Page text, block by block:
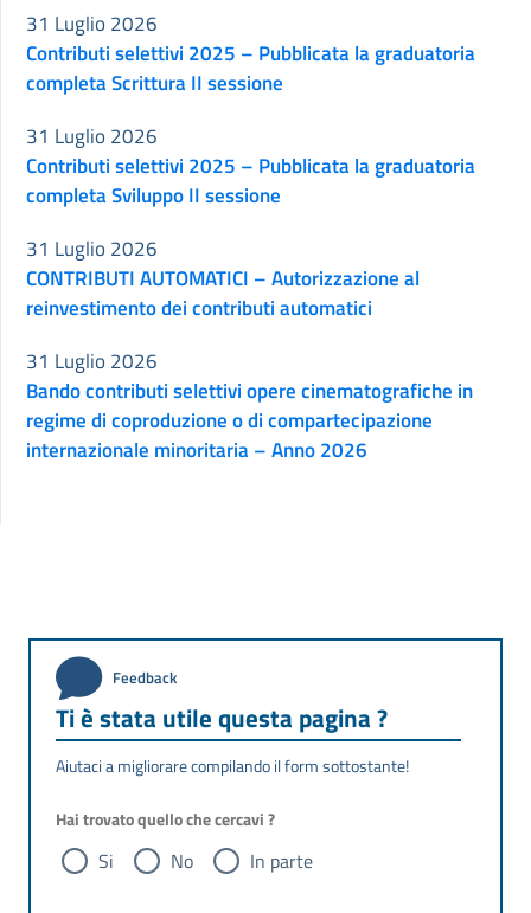
Contributi selettivi 2025 – Pubblicata la graduatoria
completa Scrittura II sessione
31 Luglio 2026
Contributi selettivi 2025 – Pubblicata la graduatoria
completa Sviluppo II sessione
31 Luglio 2026
CONTRIBUTI AUTOMATICI – Autorizzazione al
reinvestimento dei contributi automatici
31 Luglio 2026
Bando contributi selettivi opere cinematografiche in
regime di coproduzione o di compartecipazione
internazionale minoritaria – Anno 2026
31 Luglio 2026
Feedback
Ti è stata utile questa pagina ?
Aiutaci a migliorare compilando il form sottostante!
Hai trovato quello che cercavi ?
Si No In parte